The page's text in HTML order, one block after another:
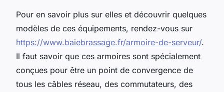
Pour en savoir plus sur elles et découvrir quelques
modèles de ces équipements, rendez-vous sur
https://www.baiebrassage.fr/armoire-de-serveur/.
Il faut savoir que ces armoires sont spécialement
conçues pour être un point de convergence de
tous les câbles réseau, des commutateurs, des